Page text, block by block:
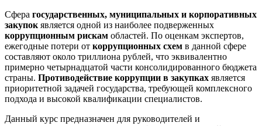
Сфера государственных, муниципальных и корпоративных
закупок является одной из наиболее подверженных
коррупционным рискам областей. По оценкам экспертов,
ежегодные потери от коррупционных схем в данной сфере
составляют около триллиона рублей, что эквивалентно
примерно четырнадцатой части консолидированного бюджета
страны. Противодействие коррупции в закупках является
приоритетной задачей государства, требующей комплексного
подхода и высокой квалификации специалистов.
Данный курс предназначен для руководителей и